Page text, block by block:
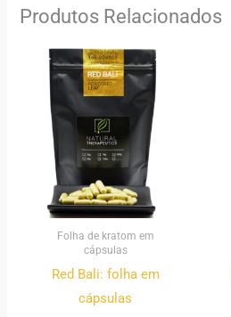
Produtos Relacionados
Folha de kratom em
cápsulas
Red Bali: folha em
cápsulas
Price
range:
10,00 €
through
92,00 €